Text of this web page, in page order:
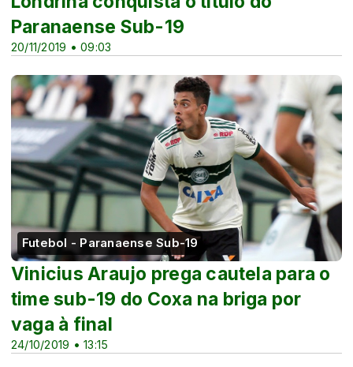
20/11/2019 • 09:03
Paranaense Sub-19
Futebol - Paranaense Sub-19
24/10/2019 • 13:15
Vinicius Araujo prega cautela para o
time sub-19 do Coxa na briga por
vaga à final